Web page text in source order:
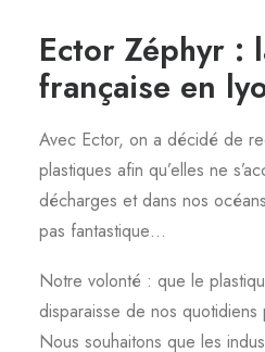
Ector Zéphyr :
française en
Avec Ector, on a décidé de
plastiques afin qu’elles ne
décharges et dans nos
pas fantastique…
Notre volonté : que le
disparaisse de nos quotidiens
Nous souhaitons que les